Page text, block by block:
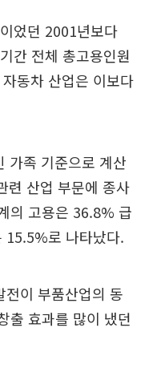
었던 2001년보다
간 전체 총고용인원
동차 산업은 이보다
가족 기준으로 계산
련 산업 부문에 종사
의 고용은 36.8% 급
15.5%로 나타났다.
이 부품산업의 동
출 효과를 많이 냈던